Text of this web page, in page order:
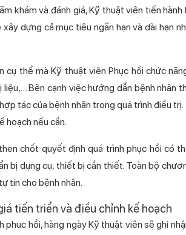
khám và đánh giá, Kỹ thuật viên tiến
xây dựng cả mục tiêu ngắn hạn và dài hạn
cụ thể mà Kỹ thuật viên Phục hồi chức
liệu,… Bên cạnh việc hướng dẫn bệnh
tác của bệnh nhân trong quá trình điều
hoạch nếu cần.
chốt quyết định quá trình phục hồi có
bị dụng cụ, thiết bị cần thiết. Toàn bộ
tin cho bệnh nhân.
tiến triển và điều chỉnh kế hoạch
phục hồi, hàng ngày Kỹ thuật viên sẽ ghi